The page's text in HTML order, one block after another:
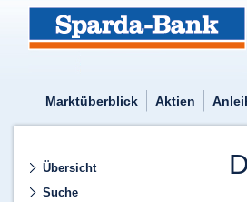
Marktüberblick Aktien
Übersicht
Suche